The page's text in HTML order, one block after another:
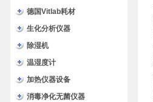
德国Vitlab耗材
生化分析仪器
除湿机
温湿度计
加热仪器设备
消毒净化无菌仪器